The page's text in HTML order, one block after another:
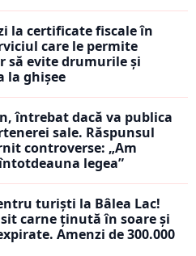
la certificate fiscale în
care le permite
să evite drumurile și
la ghișee
întrebat dacă va publica
sale. Răspunsul
controverse: „Am
legea”
turiști la Bâlea Lac!
carne ținută în soare și
Amenzi de 300.000